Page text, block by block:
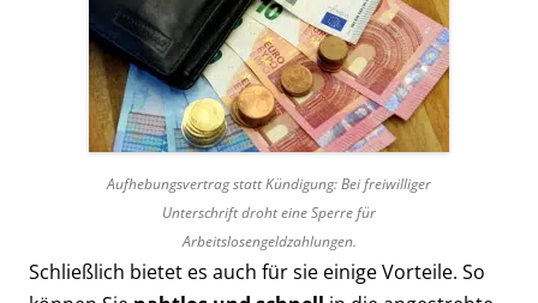
Aufhebungsvertrag statt Kündigung: Bei freiwilliger
Unterschrift droht eine Sperre für
Arbeitslosengeldzahlungen.
Schließlich bietet es auch für sie einige Vorteile. So